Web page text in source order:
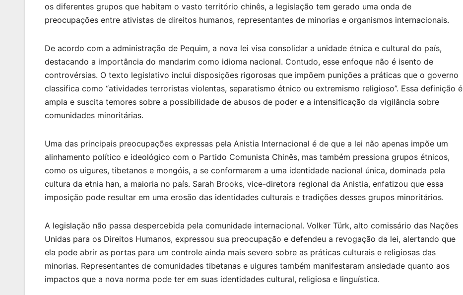
os diferentes grupos que habitam o vasto território chinês, a legislação tem gerado uma onda de
preocupações entre ativistas de direitos humanos, representantes de minorias e organismos internacionais.
De acordo com a administração de Pequim, a nova lei visa consolidar a unidade étnica e cultural do país,
destacando a importância do mandarim como idioma nacional. Contudo, esse enfoque não é isento de
controvérsias. O texto legislativo inclui disposições rigorosas que impõem punições a práticas que o governo
classifica como “atividades terroristas violentas, separatismo étnico ou extremismo religioso”. Essa definição é
ampla e suscita temores sobre a possibilidade de abusos de poder e a intensificação da vigilância sobre
comunidades minoritárias.
Uma das principais preocupações expressas pela Anistia Internacional é de que a lei não apenas impõe um
alinhamento político e ideológico com o Partido Comunista Chinês, mas também pressiona grupos étnicos,
como os uigures, tibetanos e mongóis, a se conformarem a uma identidade nacional única, dominada pela
cultura da etnia han, a maioria no país. Sarah Brooks, vice-diretora regional da Anistia, enfatizou que essa
imposição pode resultar em uma erosão das identidades culturais e tradições desses grupos minoritários.
A legislação não passa despercebida pela comunidade internacional. Volker Türk, alto comissário das Nações
Unidas para os Direitos Humanos, expressou sua preocupação e defendeu a revogação da lei, alertando que
ela pode abrir as portas para um controle ainda mais severo sobre as práticas culturais e religiosas das
minorias. Representantes de comunidades tibetanas e uigures também manifestaram ansiedade quanto aos
impactos que a nova norma pode ter em suas identidades cultural, religiosa e linguística.